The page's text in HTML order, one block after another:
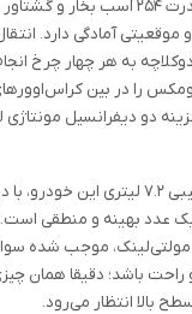
آمادگی دارد.
سرعته دوکلاچه به هر چهار
تیگو ۸ پرومکس را در بین
گزینه دو دیفرانسیل
مصرف سوخت ترکیبی ۷.۲ لیتری این
یک عدد بهینه و منطقی
راحت باشد؛ دقیقا همان
بالا انتظار می‌رود.